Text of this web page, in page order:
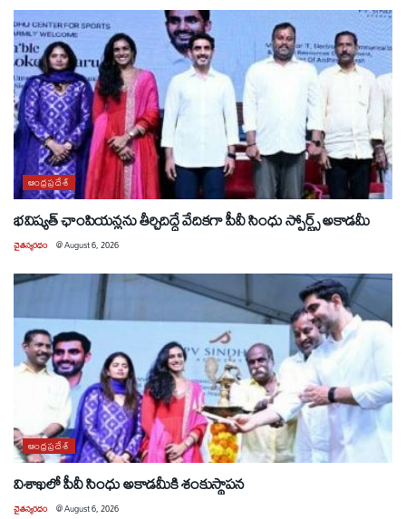
ఆంధ్రప్రదేశ్
భవిష్యత్ ఛాంపియన్లను తీర్చిదిద్దే వేదికగా పీవీ సింధు స్పోర్ట్స్ అకాడమీ
చైతన్యరధం @August 6, 2026
ఆంధ్రప్రదేశ్
విశాఖలో పీవీ సింధు అకాడమీకి శంకుస్థాపన
చైతన్యరధం @August 6, 2026